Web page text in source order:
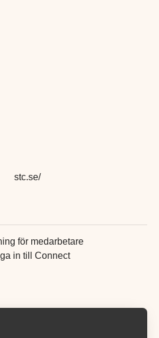
stc.se/
för medarbetare
in till Connect